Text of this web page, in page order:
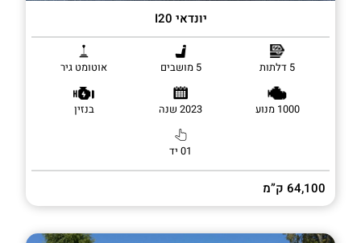
יונדאי I20
5 דלתות 5 מושבים אוטומט גיר
1000 מנוע 2023 שנה בנזין
01 יד
64,100 ק”מ